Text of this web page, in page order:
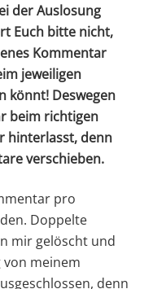
der Auslosung
Euch bitte nicht,
Kommentar
jeweiligen
könnt! Deswegen
beim richtigen
hinterlasst, denn
verschieben.
pro
Doppelte
mir gelöscht und
von meinem
denn